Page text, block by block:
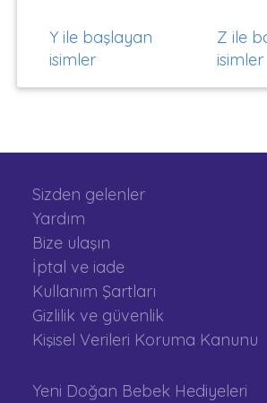
Y ile başlayan
isimler
Z ile
isimler
Sizden gelenler
Yardım
Bize ulaşın
İptal ve iade
Kullanım Şartları
Gizlilik ve güvenlik
Kişisel Verileri Koruma Kanunu
Yeni Doğan Bebek Hediyeleri